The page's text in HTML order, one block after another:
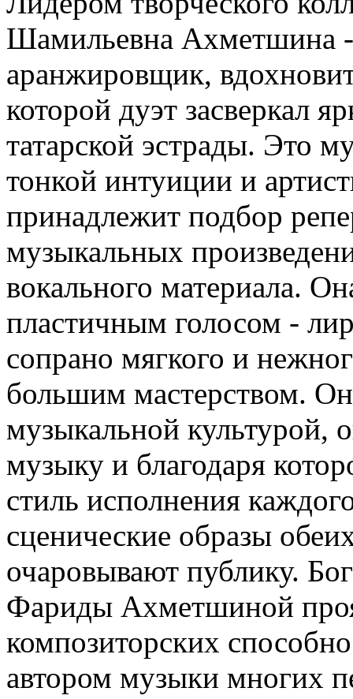
Шамильевна Ахметшина -
аранжировщик,
которой дуэт засверкал
татарской эстрады. Это
тонкой интуиции и
принадлежит подбор
музыкальных
вокального материала.
пластичным голосом -
сопрано мягкого и
большим мастерством.
музыкальной
музыку и благодаря
стиль исполнения
сценические образы
очаровывают публику.
Фариды Ахметшиной
композиторских
автором музыки многих